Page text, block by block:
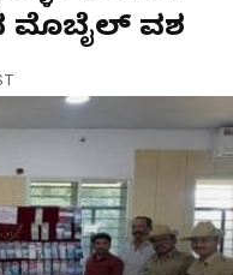
ಮೊಬೈಲ್‌ ವಶ